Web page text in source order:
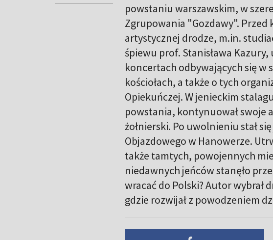
powstaniu warszawskim, w
Zgrupowania "Gozdawy". Przed
artystycznej drodze, m.in.
śpiewu prof. Stanisława
koncertach odbywających się w
kościołach, a także o tych
Opiekuńczej. W jenieckim
powstania, kontynuował swoje
żołnierski. Po uwolnieniu stał
Objazdowego w Hanowerze.
także tamtych, powojennych
niedawnych jeńców stanęło
wracać do Polski? Autor wybrał
gdzie rozwijał z powodzeniem